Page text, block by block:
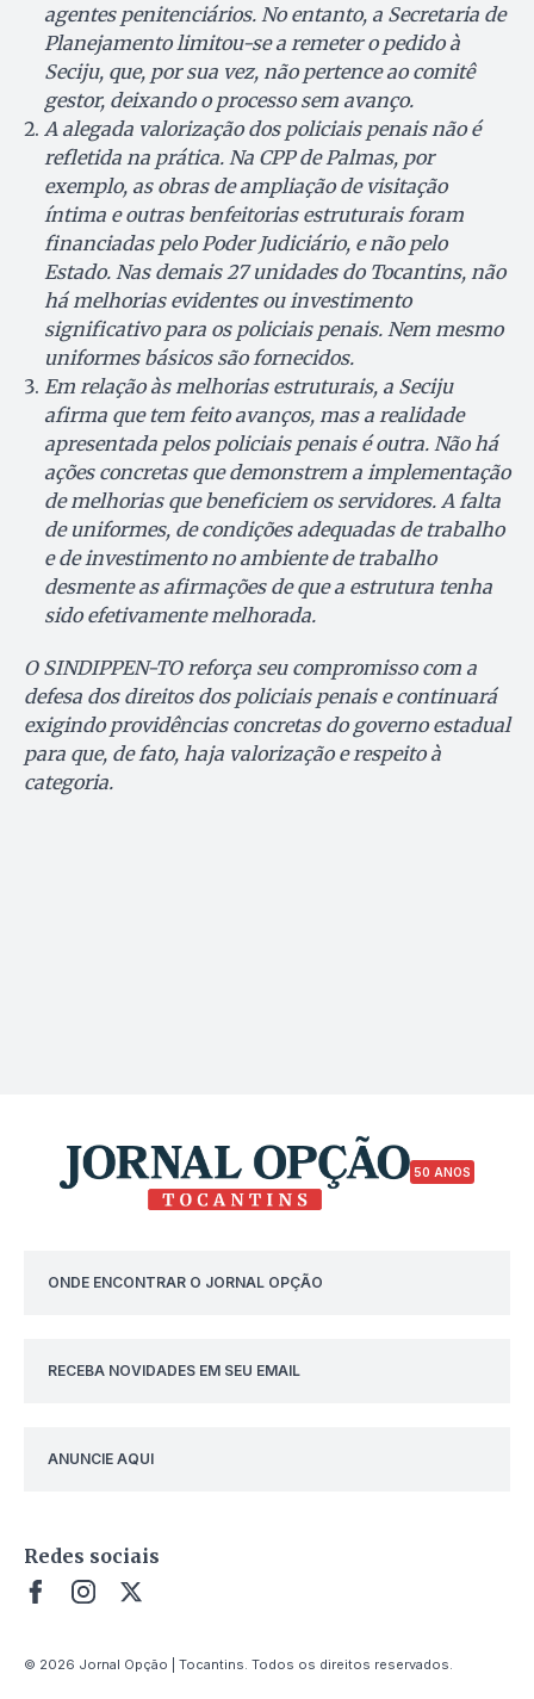
agentes penitenciários. No entanto, a Secretaria de
Planejamento limitou-se a remeter o pedido à
Seciju, que, por sua vez, não pertence ao comitê
gestor, deixando o processo sem avanço.
A alegada valorização dos policiais penais não é
refletida na prática. Na CPP de Palmas, por
exemplo, as obras de ampliação de visitação
íntima e outras benfeitorias estruturais foram
financiadas pelo Poder Judiciário, e não pelo
Estado. Nas demais 27 unidades do Tocantins, não
há melhorias evidentes ou investimento
significativo para os policiais penais. Nem mesmo
uniformes básicos são fornecidos.
Em relação às melhorias estruturais, a Seciju
afirma que tem feito avanços, mas a realidade
apresentada pelos policiais penais é outra. Não há
ações concretas que demonstrem a implementação
de melhorias que beneficiem os servidores. A falta
de uniformes, de condições adequadas de trabalho
e de investimento no ambiente de trabalho
desmente as afirmações de que a estrutura tenha
sido efetivamente melhorada.
O SINDIPPEN-TO reforça seu compromisso com a
defesa dos direitos dos policiais penais e continuará
exigindo providências concretas do governo estadual
para que, de fato, haja valorização e respeito à
categoria.
50 ANOS
ONDE ENCONTRAR O JORNAL OPÇÃO
RECEBA NOVIDADES EM SEU EMAIL
ANUNCIE AQUI
Redes sociais
© 2026 Jornal Opção | Tocantins. Todos os direitos reservados.